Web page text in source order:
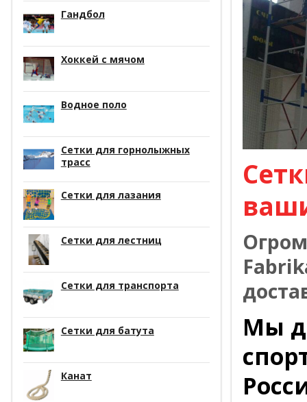
Гандбол
Хоккей с мячом
Водное поло
Сетки для горнолыжных
трасс
Сетки для лазания
Сетки для лестниц
Сетки для транспорта
Сетки для батута
Канат
Мы